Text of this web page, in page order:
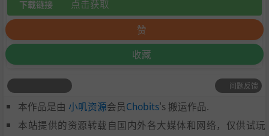
下载链接
点击获取
赞
收藏
问题反馈
本作品是由 小叽资源会员Chobits's 搬运作品.
本站提供的资源转载自国内外各大媒体和网络，仅供试玩